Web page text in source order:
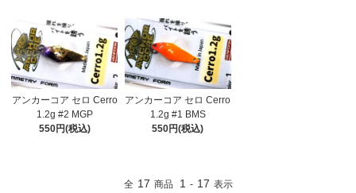
アンカーコア セロ Cerro
1.2g #2 MGP
550円(税込)
アンカーコア セロ Cerro
1.2g #1 BMS
550円(税込)
全 17 商品 1 - 17 表示